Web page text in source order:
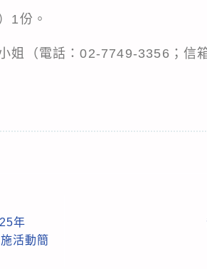
1份。
姐（電話：02-7749-3356；信
年
活動簡